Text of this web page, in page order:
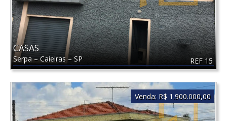
REF 15
CASAS
Serpa – Caieiras– SP
Venda: R$ 1.900.000,00